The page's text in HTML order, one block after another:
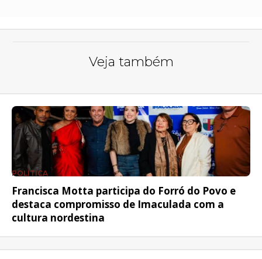
Veja também
POLÍTICA
Francisca Motta participa do Forró do Povo e
destaca compromisso de Imaculada com a
cultura nordestina